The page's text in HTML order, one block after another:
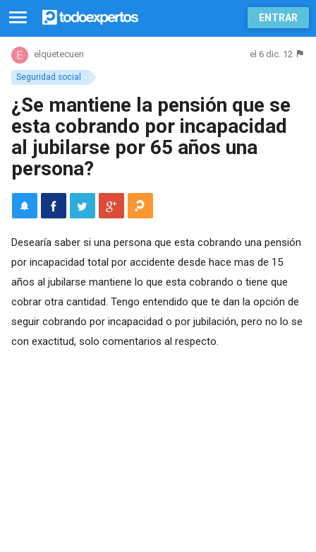
ENTRAR
Seguridad social
elquetecuen el 6 dic. 12
¿Se mantiene la pensión que se
esta cobrando por incapacidad
al jubilarse por 65 años una
persona?
Desearía saber si una persona que esta cobrando una pensión
por incapacidad total por accidente desde hace mas de 15
años al jubilarse mantiene lo que esta cobrando o tiene que
cobrar otra cantidad. Tengo entendido que te dan la opción de
seguir cobrando por incapacidad o por jubilación, pero no lo se
con exactitud, solo comentarios al respecto.